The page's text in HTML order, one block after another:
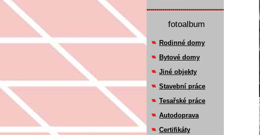
fotoalbum
Rodinné domy
Bytové domy
Jiné objekty
Stavební práce
Tesařské práce
Autodoprava
Certifikáty